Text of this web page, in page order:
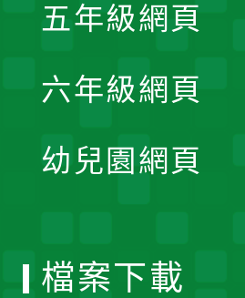
五年級網頁
六年級網頁
幼兒園網頁
檔案下載